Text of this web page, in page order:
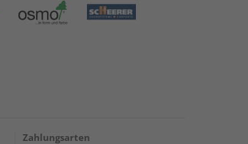
Zahlungsarten